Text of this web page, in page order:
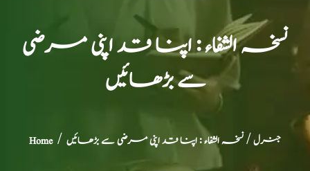
نسخہ الشفاء : اپنا قد اپنی مرضی
سے بڑھائیں
Home/ جنرل/ نسخہ الشفاء : اپنا قد اپنی مرضی سے بڑھائیں